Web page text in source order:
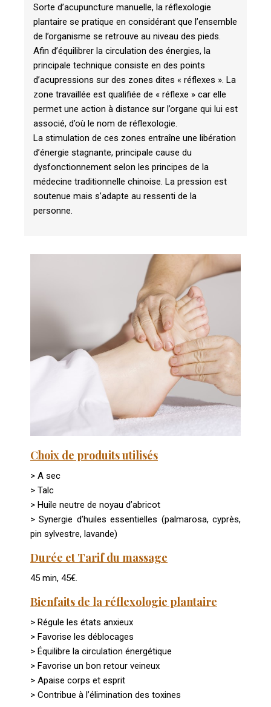
Sorte d’acupuncture manuelle, la réflexologie
plantaire se pratique en considérant que l’ensemble
de l’organisme se retrouve au niveau des pieds.
Afin d’équilibrer la circulation des énergies, la
principale technique consiste en des points
d’acupressions sur des zones dites « réflexes ». La
zone travaillée est qualifiée de « réflexe » car elle
permet une action à distance sur l’organe qui lui est
associé, d’où le nom de réflexologie.
La stimulation de ces zones entraîne une libération
d’énergie stagnante, principale cause du
dysfonctionnement selon les principes de la
médecine traditionnelle chinoise. La pression est
soutenue mais s’adapte au ressenti de la
personne.
Choix de produits utilisés
> A sec
> Talc
> Huile neutre de noyau d’abricot
> Synergie d’huiles essentielles (palmarosa, cyprès,
pin sylvestre, lavande)
Durée et Tarif du massage
45 min, 45€.
Bienfaits de la réflexologie plantaire
> Régule les états anxieux
> Favorise les déblocages
> Équilibre la circulation énergétique
> Favorise un bon retour veineux
> Apaise corps et esprit
> Contribue à l’élimination des toxines